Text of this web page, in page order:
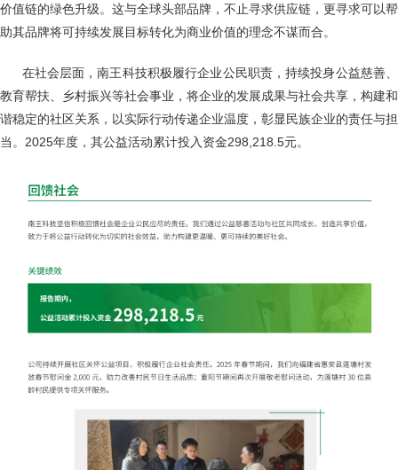
价值链的绿色升级。这与全球头部品牌，不止寻求供应链，更寻求可以帮
助其品牌将可持续发展目标转化为商业价值的理念不谋而合。
在社会层面，南王科技积极履行企业公民职责，持续投身公益慈善、
教育帮扶、乡村振兴等社会事业，将企业的发展成果与社会共享，构建和
谐稳定的社区关系，以实际行动传递企业温度，彰显民族企业的责任与担
当。2025年度，其公益活动累计投入资金298,218.5元。